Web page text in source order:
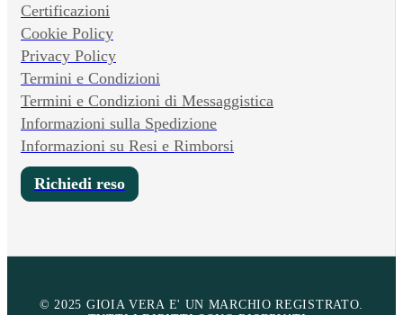
Certificazioni
Cookie Policy
Privacy Policy
Termini e Condizioni
Termini e Condizioni di Messaggistica
Informazioni sulla Spedizione
Informazioni su Resi e Rimborsi
Richiedi reso
© 2025 GIOIA VERA E' UN MARCHIO REGISTRATO.